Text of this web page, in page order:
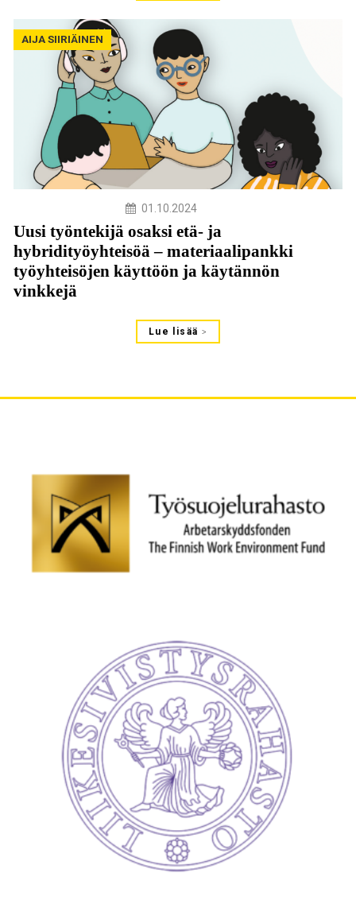
AIJA SIIRIÄINEN
01.10.2024
Uusi työntekijä osaksi etä- ja
hybridityöyhteisöä – materiaalipankki
työyhteisöjen käyttöön ja käytännön
vinkkejä
Lue lisää